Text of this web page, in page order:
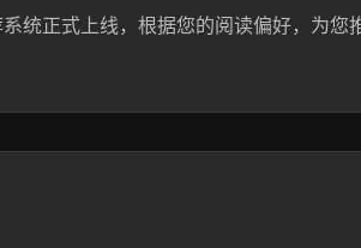
统正式上线，根据您的阅读偏好，为